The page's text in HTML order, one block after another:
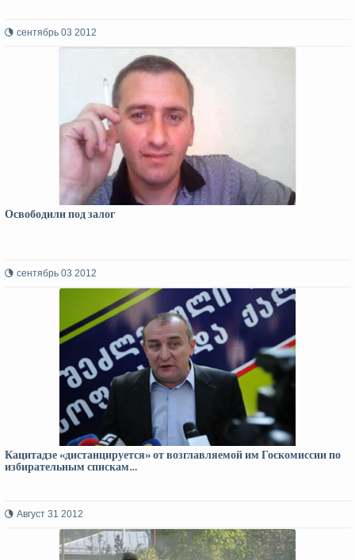
сентябрь 03 2012
Освободили под залог
сентябрь 03 2012
Кацитадзе «дистанцируется» от возглавляемой им Госкомиссии по
избирательным спискам…
Август 31 2012